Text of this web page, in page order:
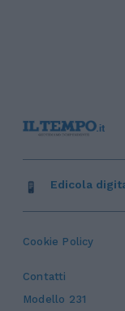
Cookie Policy
Contatti
Modello 231
Edicola